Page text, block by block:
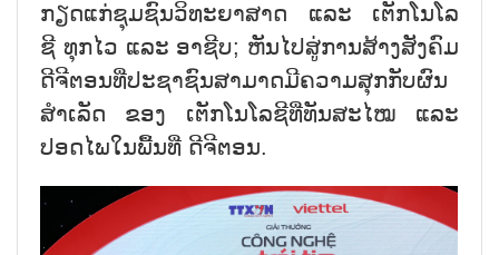
ກຽດແກ່ຊຸມຊົນວິທະຍາສາດ ແລະ ເຕັກໂນໂລ
ຊີ ທຸກໄວ ແລະ ອາຊີບ; ຫັນໄປສູ່ການສ້າງສັງຄົມ
ດີຈີຕອນທີ່ປະຊາຊົນສາມາດມີຄວາມສຸກກັບຜົນ
ສໍາເລັດ ຂອງ ເຕັກໂນໂລຊີທີ່ທັນສະໄໝ ແລະ
ປອດໄພໃນພື້ນທີ່ ດີຈີຕອນ.